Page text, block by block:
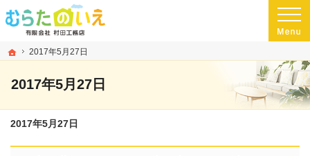
ホーム
2017年5月27日
2017年5月27日
プロの目線からご提案。熊本県玉名市の注文住宅・新築戸建てを手がける工務店
玉名市・玉名郡・荒尾市の高気密・高断熱・ローコスト住宅を手がける工務店な
2017年5月27日